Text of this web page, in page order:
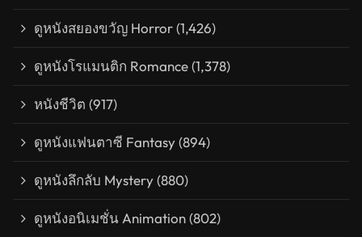
ดูหนังสยองขวัญ Horror(1,426)
ดูหนังโรแมนติก Romance(1,378)
หนังชีวิต (917)
ดูหนังแฟนตาซี Fantasy(894)
ดูหนังลึกลับ Mystery(880)
ดูหนังอนิเมชั่น Animation(802)